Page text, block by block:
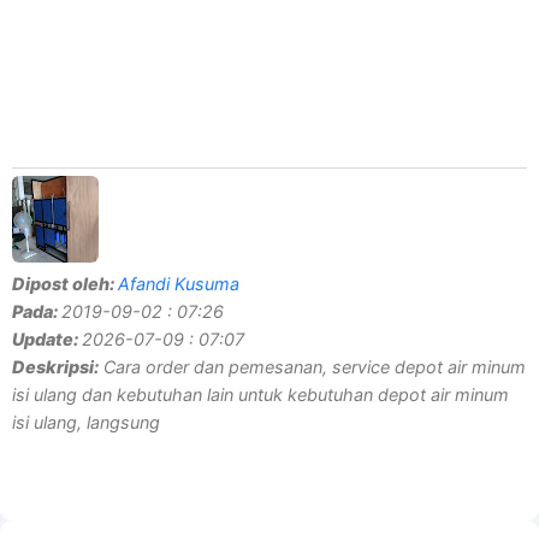
Dipost oleh:Afandi Kusuma
Pada: 2019-09-02 : 07:26
Update: 2026-07-09 : 07:07
Deskripsi: Cara order dan pemesanan, service depot air minum
isi ulang dan kebutuhan lain untuk kebutuhan depot air minum
isi ulang, langsung